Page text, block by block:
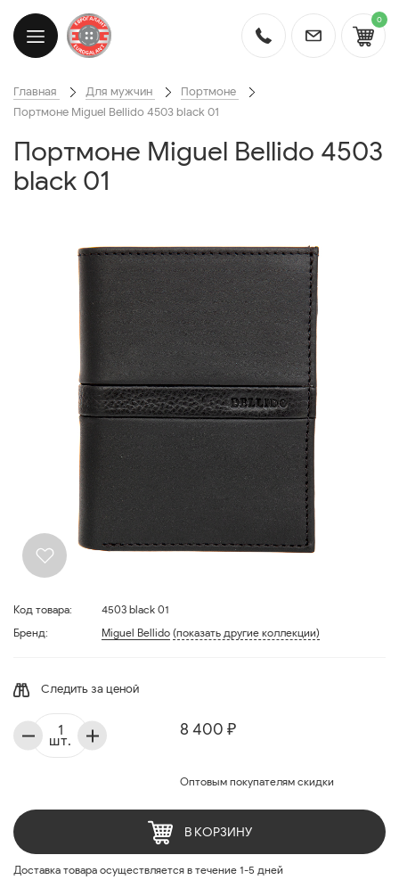
0
Главная Для мужчин
Портмоне
Портмоне Miguel Bellido 4503 black 01
Портмоне Miguel Bellido 4503
black 01
Код товара:
4503 black 01
Бренд:
Miguel Bellido (показать другие коллекции)
Следить за ценой
8 400 ₽
Оптовым покупателям скидки
шт.
В КОРЗИНУ
Доставка товара осуществляется в течение 1-5 дней